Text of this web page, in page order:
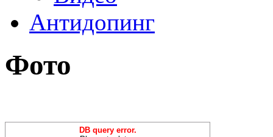
Антидопинг
Фото
DB query error.